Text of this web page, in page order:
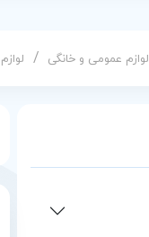
لوازم عمومی و خانگی /